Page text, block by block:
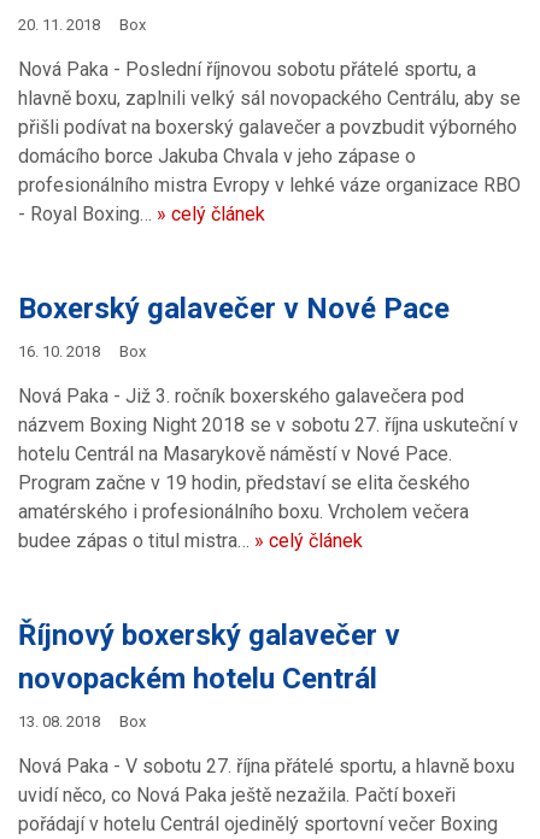
20. 11. 2018 Box
Nová Paka - Poslední říjnovou sobotu přátelé sportu, a
hlavně boxu, zaplnili velký sál novopackého Centrálu, aby se
přišli podívat na boxerský galavečer a povzbudit výborného
domácího borce Jakuba Chvala v jeho zápase o
profesionálního mistra Evropy v lehké váze organizace RBO
- Royal Boxing… » celý článek
Boxerský galavečer v Nové Pace
16. 10. 2018 Box
Nová Paka - Již 3. ročník boxerského galavečera pod
názvem Boxing Night 2018 se v sobotu 27. října uskuteční v
hotelu Centrál na Masarykově náměstí v Nové Pace.
Program začne v 19 hodin, představí se elita českého
amatérského i profesionálního boxu. Vrcholem večera
budee zápas o titul mistra… » celý článek
Říjnový boxerský galavečer v
novopackém hotelu Centrál
13. 08. 2018 Box
Nová Paka - V sobotu 27. října přátelé sportu, a hlavně boxu
uvidí něco, co Nová Paka ještě nezažila. Pačtí boxeři
pořádají v hotelu Centrál ojedinělý sportovní večer Boxing